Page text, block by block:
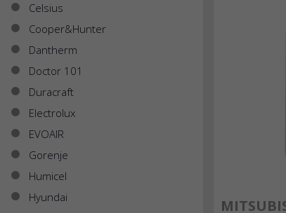
Celsius
Cooper&Hunter
Dantherm
Doctor 101
Duracraft
Electrolux
EVOAIR
Gorenje
Humicel
Hyundai